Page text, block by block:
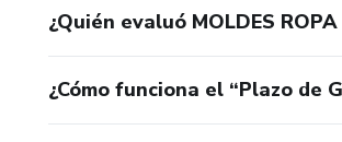
¿Quién evaluó MOLDES ROPA
¿Cómo funciona el “Plazo de